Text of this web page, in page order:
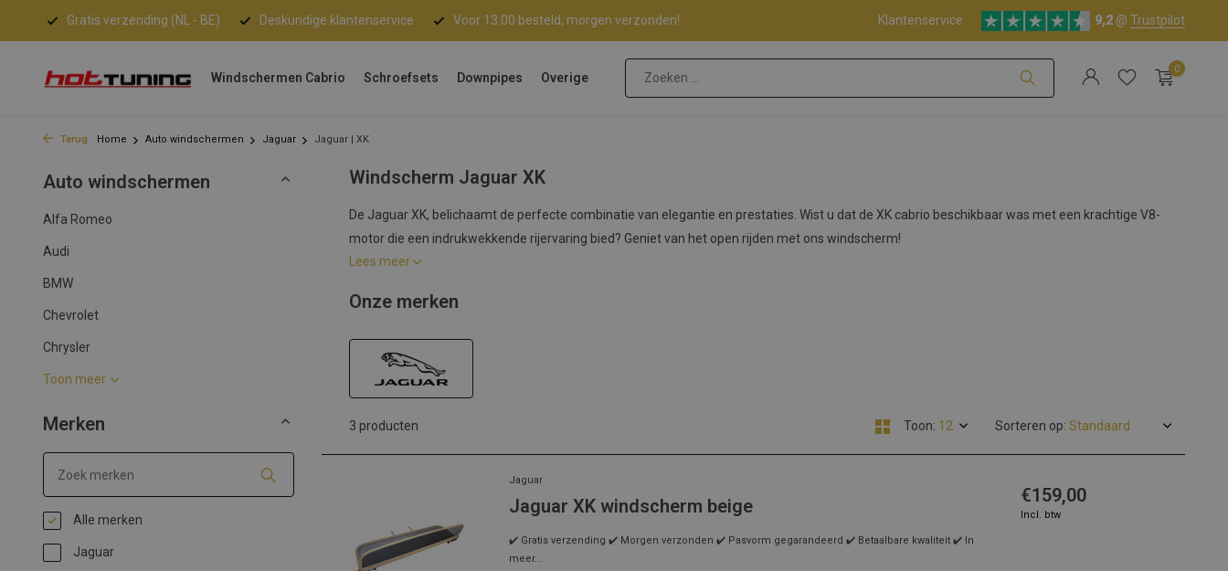
Gratis verzending (NL - BE) Deskundige klantenservice Voor 13:00 besteld, morgen verzonden! Klantenservice 9,2 @ Trustpilot
Windschermen Cabrio Schroefsets Downpipes Overige
0
Terug Home Auto windschermen Jaguar Jaguar | XK
Auto windschermen
Alfa Romeo
Audi
BMW
Chevrolet
Chrysler
Toon meer
Merken
Alle merken
Jaguar
Windscherm Jaguar XK
De Jaguar XK, belichaamt de perfecte combinatie van elegantie en prestaties. Wist u dat de XK cabrio beschikbaar was met een krachtige V8-
motor die een indrukwekkende rijervaring bied? Geniet van het open rijden met ons windscherm!
Lees meer
Onze merken
3 producten Toon: Sorteren op:
Jaguar
Jaguar XK windscherm beige
✔️ Gratis verzending ✔️ Morgen verzonden ✔️ Pasvorm gegarandeerd ✔️ Betaalbare kwaliteit ✔️ In
meer...
€159,00
Incl. btw